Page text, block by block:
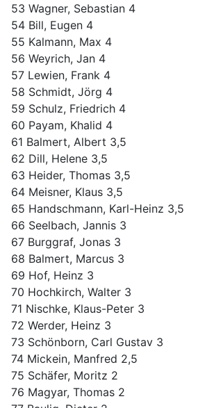
53 Wagner, Sebastian 4
54 Bill, Eugen 4
55 Kalmann, Max 4
56 Weyrich, Jan 4
57 Lewien, Frank 4
58 Schmidt, Jörg 4
59 Schulz, Friedrich 4
60 Payam, Khalid 4
61 Balmert, Albert 3,5
62 Dill, Helene 3,5
63 Heider, Thomas 3,5
64 Meisner, Klaus 3,5
65 Handschmann, Karl-Heinz 3,5
66 Seelbach, Jannis 3
67 Burggraf, Jonas 3
68 Balmert, Marcus 3
69 Hof, Heinz 3
70 Hochkirch, Walter 3
71 Nischke, Klaus-Peter 3
72 Werder, Heinz 3
73 Schönborn, Carl Gustav 3
74 Mickein, Manfred 2,5
75 Schäfer, Moritz 2
76 Magyar, Thomas 2